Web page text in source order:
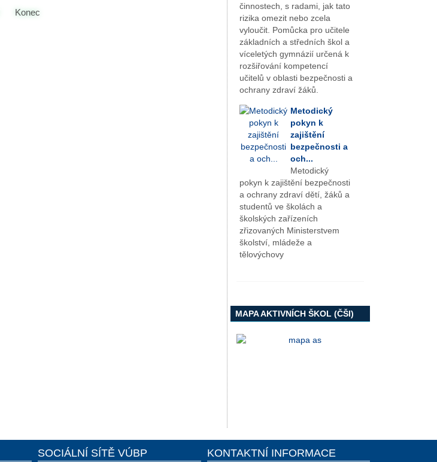
Konec
činnostech, s radami, jak tato
rizika omezit nebo zcela
vyloučit. Pomůcka pro učitele
základních a středních škol a
víceletých gymnázií určená k
rozšiřování kompetencí
učitelů v oblasti bezpečnosti a
ochrany zdraví žáků.
Metodický
pokyn k
zajištění
bezpečnosti a
och...
Metodický
pokyn k zajištění bezpečnosti
a ochrany zdraví dětí, žáků a
studentů ve školách a
školských zařízeních
zřizovaných Ministerstvem
školství, mládeže a
tělovýchovy
MAPA AKTIVNÍCH ŠKOL (ČŠI)
SOCIÁLNÍ SÍTĚ VÚBP KONTAKTNÍ INFORMACE